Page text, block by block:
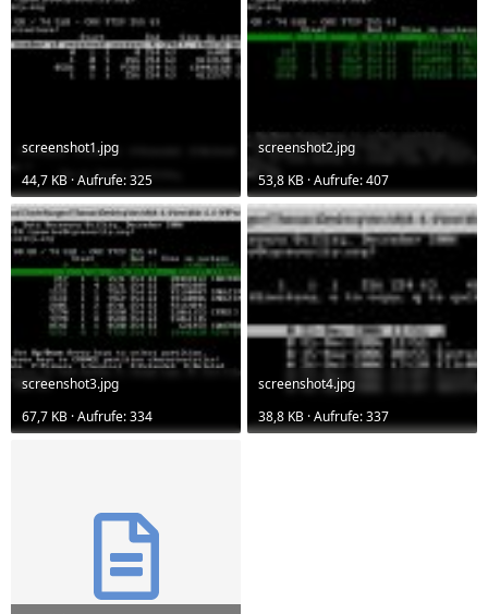
screenshot1.jpg
44,7 KB · Aufrufe: 325
screenshot2.jpg
53,8 KB · Aufrufe: 407
screenshot3.jpg
67,7 KB · Aufrufe: 334
screenshot4.jpg
38,8 KB · Aufrufe: 337